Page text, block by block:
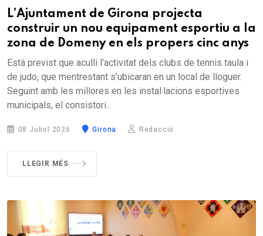
L’Ajuntament de Girona projecta
construir un nou equipament esportiu a la
zona de Domeny en els propers cinc anys
Està previst que aculli l’activitat dels clubs de tennis taula i
de judo, que mentrestant s’ubicaran en un local de lloguer.
Seguint amb les millores en les instal·lacions esportives
municipals, el consistori...
08 Juliol 2026 Girona Redacció
LLEGIR MÉS